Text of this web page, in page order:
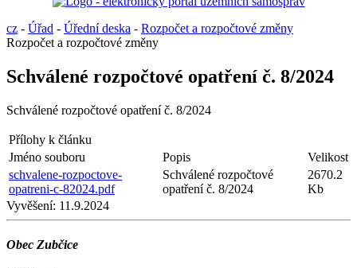
cz - Úřad - Úřední deska - Rozpočet a rozpočtové změny
Rozpočet a rozpočtové změny
Schválené rozpočtové opatření č. 8/2024
Schválené rozpočtové opatření č. 8/2024
Přílohy k článku
Jméno souboru
Popis
Velikost
schvalene-rozpoctove-
opatreni-c-82024.pdf
Schválené rozpočtové
opatření č. 8/2024
2670.2
Kb
Vyvěšení: 11.9.2024
Obec Zubčice